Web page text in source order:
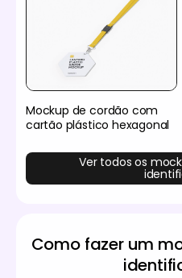
Mockup de cordão com
cartão plástico hexagonal
Ver todos os
Como fazer um